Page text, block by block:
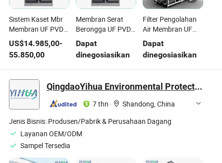
Sistem Kaset Mbr
Membran UF PVDF
untuk Pengolahan
Limbah Air Kotor
US$14.985,00-
55.850,00
Membran Serat
Berongga UF PVDF
untuk Pengolahan
Air Limbah
Perkotaan
Dapat
dinegosiasikan
Filter Pengolahan
Air Membran UF
Serat Berongga
Dalam untuk
Pengolahan
Limbah Alga
Dapat
dinegosiasikan
QingdaoYihua Environmental Protection Co., Ltd.
7 thn ·
Shandong, China
Jenis Bisnis: Produsen/Pabrik & Perusahaan Dagang
Layanan OEM/ODM
Sampel Tersedia